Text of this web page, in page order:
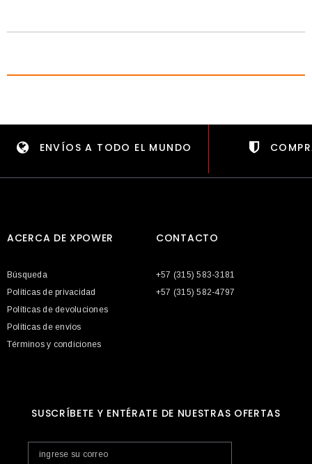
ENVÍOS A TODO EL MUNDO
ACERCA DE XPOWER
Búsqueda
Políticas de privacidad
Políticas de devoluciones
Políticas de envíos
Términos y condiciones
CONTACTO
+57 (315) 583-3181
+57 (315) 582-4797
SUSCRÍBETE Y ENTÉRATE DE NUESTRAS OFERTAS